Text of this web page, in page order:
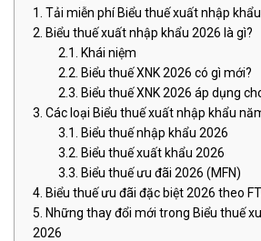
Tải miễn phí Biểu thuế xuất nhập
Biểu thuế xuất nhập khẩu 2026 là gì?
Khái niệm
Biểu thuế XNK 2026 có gì mới?
Biểu thuế XNK 2026 áp dụng
Các loại Biểu thuế xuất nhập khẩu
Biểu thuế nhập khẩu 2026
Biểu thuế xuất khẩu 2026
Biểu thuế ưu đãi 2026 (MFN)
Biểu thuế ưu đãi đặc biệt 2026 theo
Những thay đổi mới trong Biểu thuế
2026